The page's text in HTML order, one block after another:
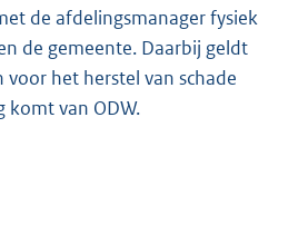
de afdelingsmanager fysiek
de gemeente. Daarbij geldt
voor het herstel van schade
komt van ODW.